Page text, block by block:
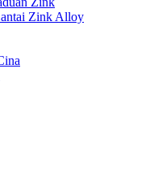
Zink Alloy